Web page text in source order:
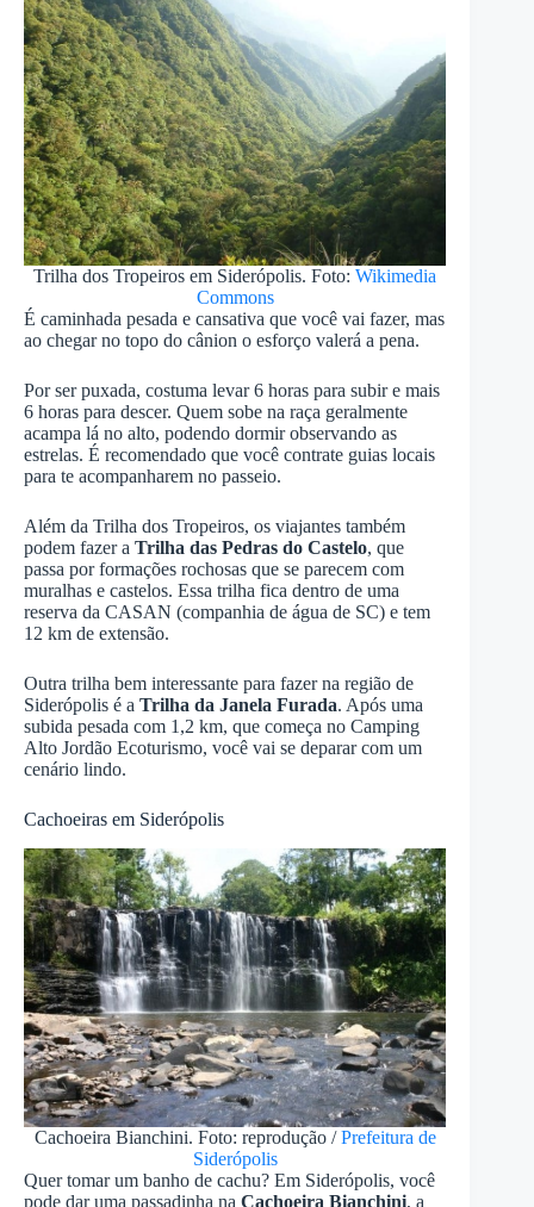
Trilha dos Tropeiros em Siderópolis. Foto:Wikimedia
Commons
É caminhada pesada e cansativa que você vai fazer, mas
ao chegar no topo do cânion o esforço valerá a pena.
Por ser puxada, costuma levar 6 horas para subir e mais
6 horas para descer. Quem sobe na raça geralmente
acampa lá no alto, podendo dormir observando as
estrelas. É recomendado que você contrate guias locais
para te acompanharem no passeio.
Além da Trilha dos Tropeiros, os viajantes também
podem fazer a Trilha das Pedras do Castelo, que
passa por formações rochosas que se parecem com
muralhas e castelos. Essa trilha fica dentro de uma
reserva da CASAN (companhia de água de SC) e tem
12 km de extensão.
Outra trilha bem interessante para fazer na região de
Siderópolis é a Trilha da Janela Furada. Após uma
subida pesada com 1,2 km, que começa no Camping
Alto Jordão Ecoturismo, você vai se deparar com um
cenário lindo.
Cachoeiras em Siderópolis
Cachoeira Bianchini. Foto: reprodução /Prefeitura de
Siderópolis
Quer tomar um banho de cachu? Em Siderópolis, você
pode dar uma passadinha na Cachoeira Bianchini, a